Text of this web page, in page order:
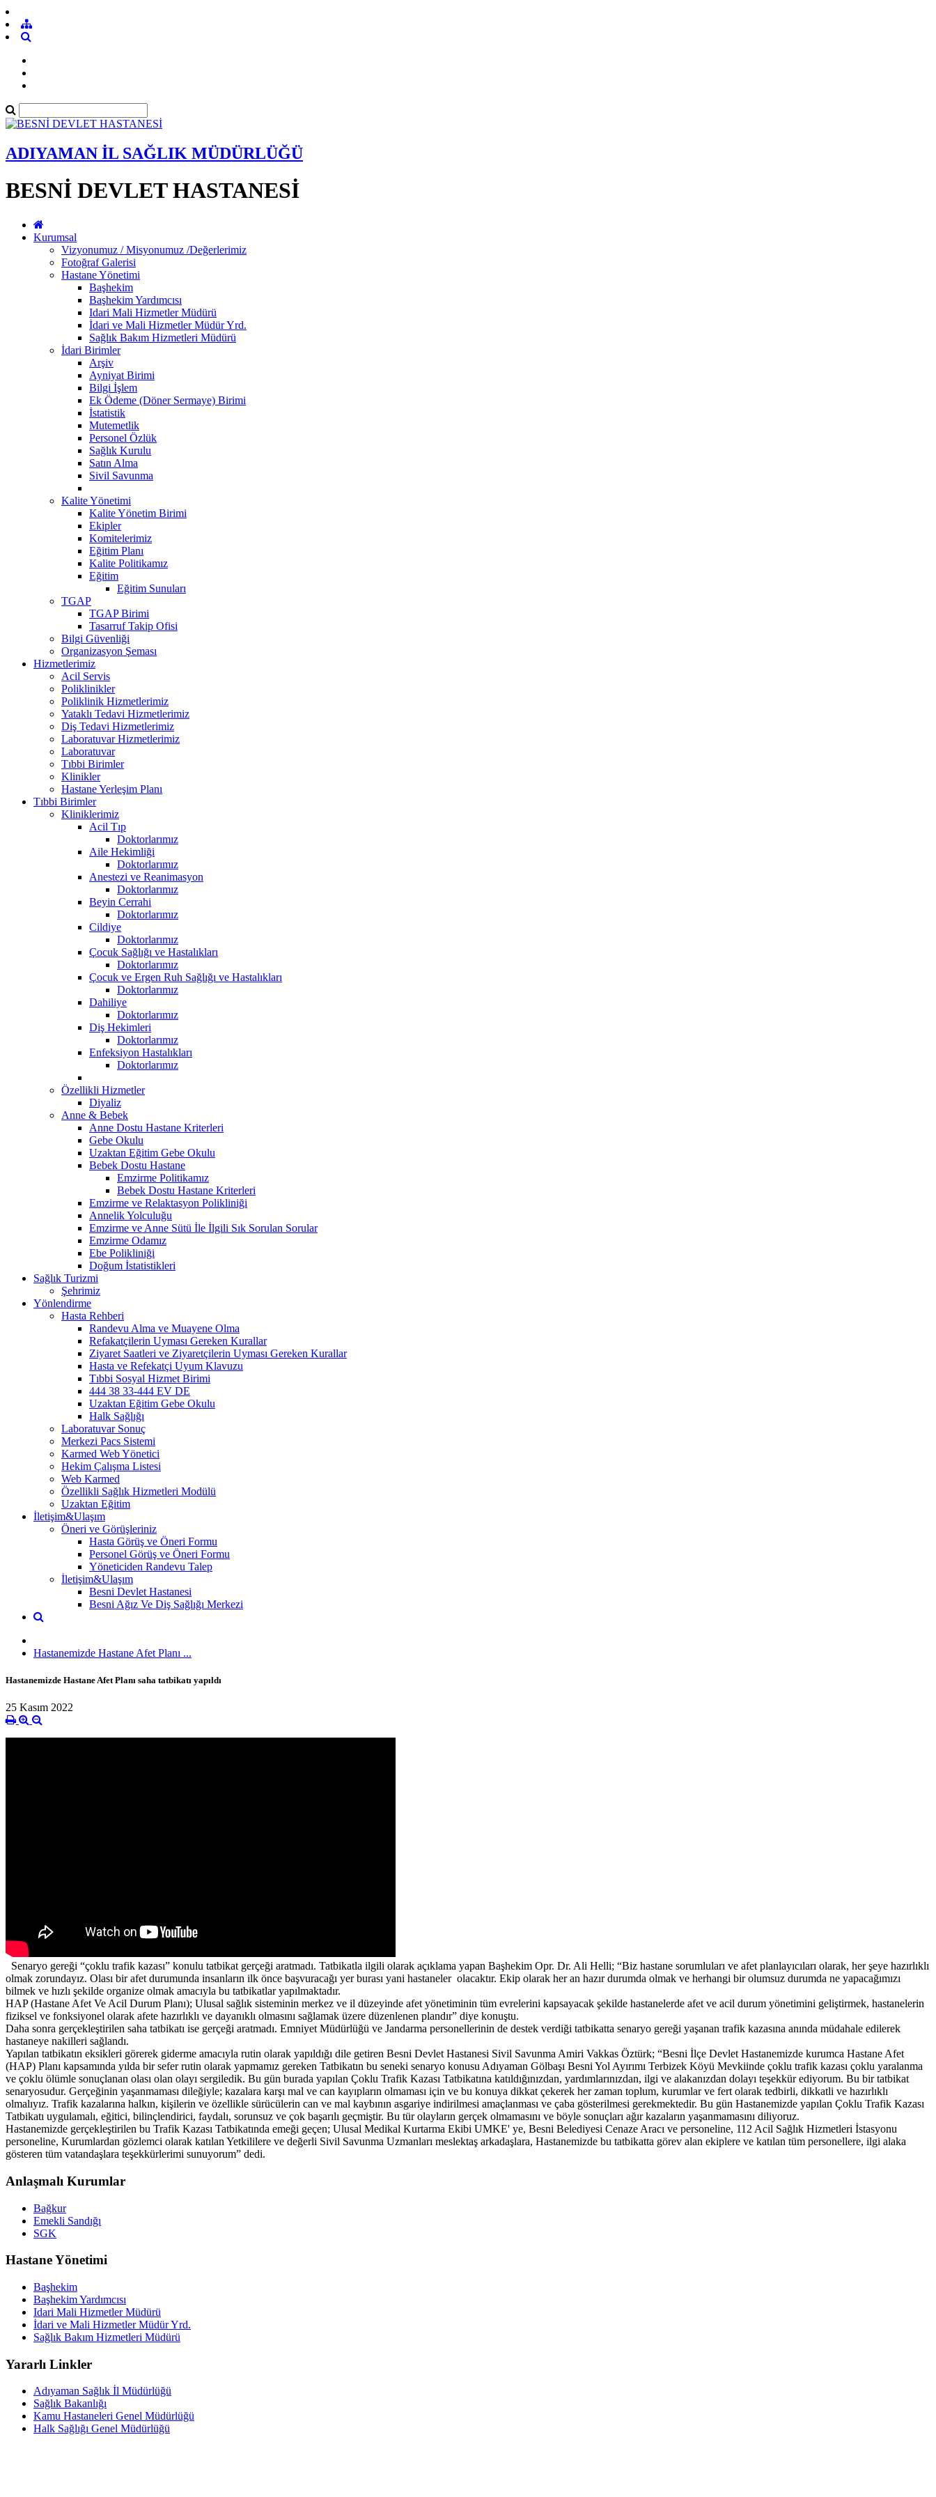
ADIYAMAN İL SAĞLIK MÜDÜRLÜĞÜ
BESNİ DEVLET HASTANESİ
Kurumsal
Vizyonumuz / Misyonumuz /Değerlerimiz
Fotoğraf Galerisi
Hastane Yönetimi
Başhekim
Başhekim Yardımcısı
Idari Mali Hizmetler Müdürü
İdari ve Mali Hizmetler Müdür Yrd.
Sağlık Bakım Hizmetleri Müdürü
İdari Birimler
Arşiv
Ayniyat Birimi
Bilgi İşlem
Ek Ödeme (Döner Sermaye) Birimi
İstatistik
Mutemetlik
Personel Özlük
Sağlık Kurulu
Satın Alma
Sivil Savunma
Kalite Yönetimi
Kalite Yönetim Birimi
Ekipler
Komitelerimiz
Eğitim Planı
Kalite Politikamız
Eğitim
Eğitim Sunuları
TGAP
TGAP Birimi
Tasarruf Takip Ofisi
Bilgi Güvenliği
Organizasyon Şeması
Hizmetlerimiz
Acil Servis
Poliklinikler
Poliklinik Hizmetlerimiz
Yataklı Tedavi Hizmetlerimiz
Diş Tedavi Hizmetlerimiz
Laboratuvar Hizmetlerimiz
Laboratuvar
Tıbbi Birimler
Klinikler
Hastane Yerleşim Planı
Tıbbi Birimler
Kliniklerimiz
Acil Tıp
Doktorlarımız
Aile Hekimliği
Doktorlarımız
Anestezi ve Reanimasyon
Doktorlarımız
Beyin Cerrahi
Doktorlarımız
Cildiye
Doktorlarımız
Çocuk Sağlığı ve Hastalıkları
Doktorlarımız
Çocuk ve Ergen Ruh Sağlığı ve Hastalıkları
Doktorlarımız
Dahiliye
Doktorlarımız
Diş Hekimleri
Doktorlarımız
Enfeksiyon Hastalıkları
Doktorlarımız
Özellikli Hizmetler
Diyaliz
Anne & Bebek
Anne Dostu Hastane Kriterleri
Gebe Okulu
Uzaktan Eğitim Gebe Okulu
Bebek Dostu Hastane
Emzirme Politikamız
Bebek Dostu Hastane Kriterleri
Emzirme ve Relaktasyon Polikliniği
Annelik Yolculuğu
Emzirme ve Anne Sütü İle İlgili Sık Sorulan Sorular
Emzirme Odamız
Ebe Polikliniği
Doğum İstatistikleri
Sağlık Turizmi
Şehrimiz
Yönlendirme
Hasta Rehberi
Randevu Alma ve Muayene Olma
Refakatçilerin Uyması Gereken Kurallar
Ziyaret Saatleri ve Ziyaretçilerin Uyması Gereken Kurallar
Hasta ve Refekatçi Uyum Klavuzu
Tıbbi Sosyal Hizmet Birimi
444 38 33-444 EV DE
Uzaktan Eğitim Gebe Okulu
Halk Sağlığı
Laboratuvar Sonuç
Merkezi Pacs Sistemi
Karmed Web Yönetici
Hekim Çalışma Listesi
Web Karmed
Özellikli Sağlık Hizmetleri Modülü
Uzaktan Eğitim
İletişim&Ulaşım
Öneri ve Görüşleriniz
Hasta Görüş ve Öneri Formu
Personel Görüş ve Öneri Formu
Yöneticiden Randevu Talep
İletişim&Ulaşım
Besni Devlet Hastanesi
Besni Ağız Ve Diş Sağlığı Merkezi
Hastanemizde Hastane Afet Planı ...
Hastanemizde Hastane Afet Planı saha tatbikatı yapıldı
25 Kasım 2022
Senaryo gereği “çoklu trafik kazası” konulu tatbikat gerçeği aratmadı. Tatbikatla ilgili olarak açıklama yapan Başhekim Opr. Dr. Ali Helli; “Biz hastane sorumluları ve afet planlayıcıları olarak, her şeye hazırlıklı
olmak zorundayız. Olası bir afet durumunda insanların ilk önce başvuracağı yer burası yani hastaneler olacaktır. Ekip olarak her an hazır durumda olmak ve herhangi bir olumsuz durumda ne yapacağımızı
bilmek ve hızlı şekilde organize olmak amacıyla bu tatbikatlar yapılmaktadır.
HAP (Hastane Afet Ve Acil Durum Planı); Ulusal sağlık sisteminin merkez ve il düzeyinde afet yönetiminin tüm evrelerini kapsayacak şekilde hastanelerde afet ve acil durum yönetimini geliştirmek, hastanelerin
fiziksel ve fonksiyonel olarak afete hazırlıklı ve dayanıklı olmasını sağlamak üzere düzenlenen plandır” diye konuştu.
Daha sonra gerçekleştirilen saha tatbikatı ise gerçeği aratmadı. Emniyet Müdürlüğü ve Jandarma personellerinin de destek verdiği tatbikatta senaryo gereği yaşanan trafik kazasına anında müdahale edilerek
hastaneye nakilleri sağlandı.
Yapılan tatbikatın eksikleri görerek giderme amacıyla rutin olarak yapıldığı dile getiren Besni Devlet Hastanesi Sivil Savunma Amiri Vakkas Öztürk; “Besni İlçe Devlet Hastanemizde kurumca Hastane Afet
(HAP) Planı kapsamında yılda bir sefer rutin olarak yapmamız gereken Tatbikatın bu seneki senaryo konusu Adıyaman Gölbaşı Besni Yol Ayırımı Terbizek Köyü Mevkiinde çoklu trafik kazası çoklu yaralanma
ve çoklu ölümle sonuçlanan olası olan olayı sergiledik. Bu gün burada yapılan Çoklu Trafik Kazası Tatbikatına katıldığınızdan, yardımlarınızdan, ilgi ve alakanızdan dolayı teşekkür ediyorum. Bu bir tatbikat
senaryosudur. Gerçeğinin yaşanmaması dileğiyle; kazalara karşı mal ve can kayıpların olmaması için ve bu konuya dikkat çekerek her zaman toplum, kurumlar ve fert olarak tedbirli, dikkatli ve hazırlıklı
olmalıyız. Trafik kazalarına halkın, kişilerin ve özellikle sürücülerin can ve mal kaybının asgariye indirilmesi amaçlanması ve çaba gösterilmesi gerekmektedir. Bu gün Hastanemizde yapılan Çoklu Trafik Kazası
Tatbikatı uygulamalı, eğitici, bilinçlendirici, faydalı, sorunsuz ve çok başarılı geçmiştir. Bu tür olayların gerçek olmamasını ve böyle sonuçları ağır kazaların yaşanmamasını diliyoruz.
Hastanemizde gerçekleştirilen bu Trafik Kazası Tatbikatında emeği geçen; Ulusal Medikal Kurtarma Ekibi UMKE' ye, Besni Belediyesi Cenaze Aracı ve personeline, 112 Acil Sağlık Hizmetleri İstasyonu
personeline, Kurumlardan gözlemci olarak katılan Yetkililere ve değerli Sivil Savunma Uzmanları meslektaş arkadaşlara, Hastanemizde bu tatbikatta görev alan ekiplere ve katılan tüm personellere, ilgi alaka
gösteren tüm vatandaşlara teşekkürlerimi sunuyorum” dedi.
Anlaşmalı Kurumlar
Bağkur
Emekli Sandığı
SGK
Hastane Yönetimi
Başhekim
Başhekim Yardımcısı
Idari Mali Hizmetler Müdürü
İdari ve Mali Hizmetler Müdür Yrd.
Sağlık Bakım Hizmetleri Müdürü
Yararlı Linkler
Adıyaman Sağlık İl Müdürlüğü
Sağlık Bakanlığı
Kamu Hastaneleri Genel Müdürlüğü
Halk Sağlığı Genel Müdürlüğü